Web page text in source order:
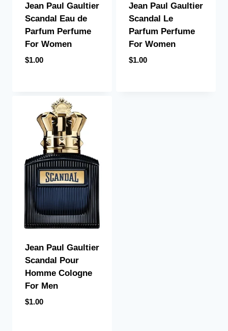
Jean Paul Gaultier
Scandal Eau de
Parfum Perfume
For Women
$1.00
Jean Paul Gaultier
Scandal Le
Parfum Perfume
For Women
$1.00
Jean Paul Gaultier
Scandal Pour
Homme Cologne
For Men
$1.00